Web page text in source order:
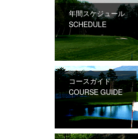
年間スケジュール
SCHEDULE
コースガイド
COURSE GUIDE